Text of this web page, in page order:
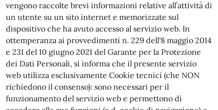
vengono raccolte brevi informazioni relative all’attività di
un utente su un sito internet e memorizzate sul
dispositivo che ha avuto accesso al servizio web. In
ottemperanza ai provvedimenti n. 229 dell'8 maggio 2014
e 231 del 10 giugno 2021 del Garante per la Protezione
dei Dati Personali, si informa che il presente servizio
web utilizza esclusivamente Cookie tecnici (che NON
richiedono il consenso): sono necessari per il
funzionamento del servizio web e permettono di